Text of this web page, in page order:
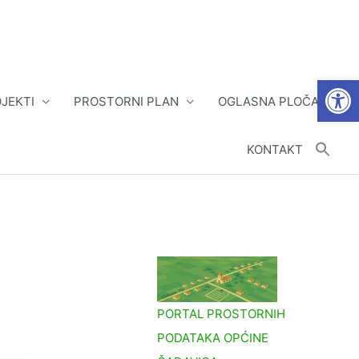
PROSTORNI PLAN OGLASNA PLOČA
KONTAKT
PORTAL PROSTORNIH
PODATAKA OPĆINE